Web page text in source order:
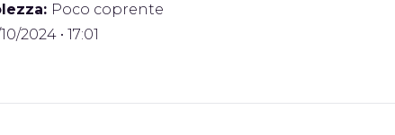
Poco coprente
2024 • 17:01